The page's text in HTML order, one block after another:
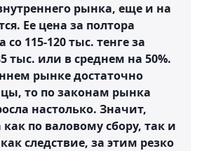
рынка, еще и на
Ее цена за полтора
115-120 тыс. тенге за
тыс. или в среднем на 50%.
рынке достаточно
то по законам рынка
настолько. Значит,
по валовому сбору, так и
следствие, за этим резко